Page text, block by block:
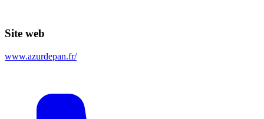
Site web
www.azurdepan.fr/